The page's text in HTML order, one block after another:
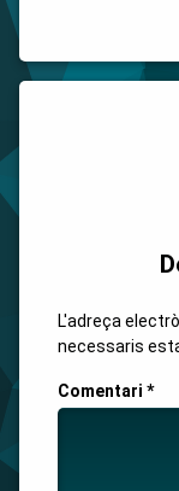
L'adreça
necessaris
Comentari *